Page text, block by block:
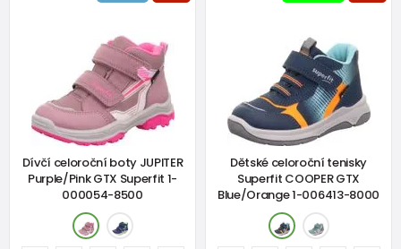
Dívčí celoroční boty JUPITER
Purple/Pink GTX Superfit 1-
000054-8500
Dětské celoroční tenisky
Superfit COOPER GTX
Blue/Orange 1-006413-8000